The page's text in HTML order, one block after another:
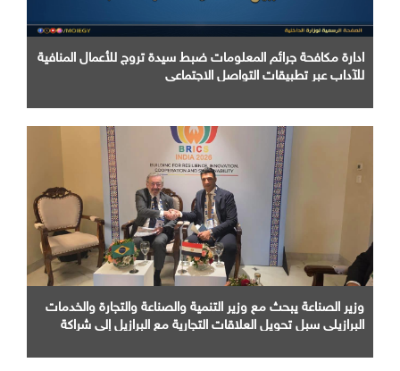
ادارة مكافحة جرائم المعلومات ضبط سيدة تروج للأعمال المنافية
للآداب عبر تطبيقات التواصل الاجتماعي
وزير الصناعة يبحث مع وزير التنمية والصناعة والتجارة والخدمات
البرازيلي سبل تحويل العلاقات التجارية مع البرازيل إلى شراكة